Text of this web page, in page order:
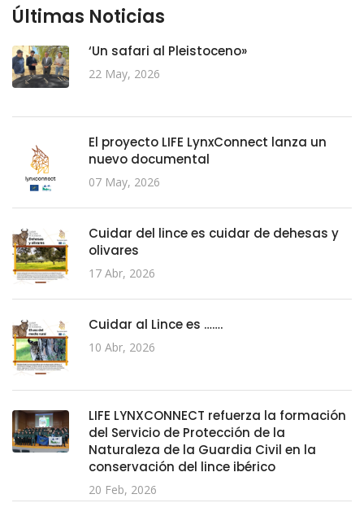
Últimas Noticias
‘Un safari al Pleistoceno»
22 May, 2026
El proyecto LIFE LynxConnect lanza un
nuevo documental
07 May, 2026
Cuidar del lince es cuidar de dehesas y
olivares
17 Abr, 2026
Cuidar al Lince es …….
10 Abr, 2026
LIFE LYNXCONNECT refuerza la formación
del Servicio de Protección de la
Naturaleza de la Guardia Civil en la
conservación del lince ibérico
20 Feb, 2026